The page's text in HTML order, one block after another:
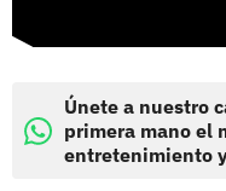
Únete a nuestro
primera mano el
entretenimiento